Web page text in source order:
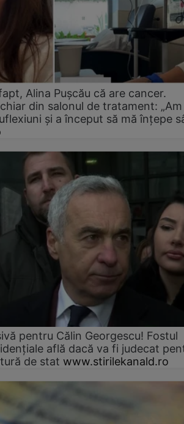
Alina Pușcău că are cancer.
din salonul de tratament:
și a început să mă înțepe
pentru Călin Georgescu! Fostul
află dacă va fi judecat
de stat www.stirilekanald.ro